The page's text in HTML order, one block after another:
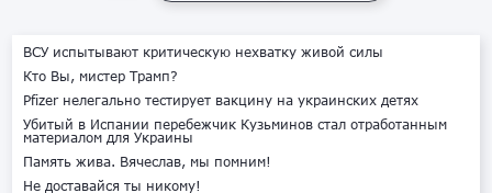
ВСУ испытывают критическую нехватку живой силы
Кто Вы, мистер Трамп?
Pfizer нелегально тестирует вакцину на украинских детях
Убитый в Испании перебежчик Кузьминов стал отработанным
материалом для Украины
Память жива. Вячеслав, мы помним!
Не доставайся ты никому!